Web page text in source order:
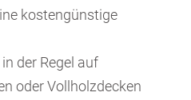
kostengünstige
der Regel auf
oder Vollholzdecken